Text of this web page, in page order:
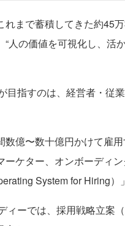
まで蓄積してきた約45
“人の価値を可視化し、活
目指すのは、経営者・従
億〜数十億円かけて雇
ーケター、オンボーディ
System for Hiring）
ィーでは、採用戦略立案